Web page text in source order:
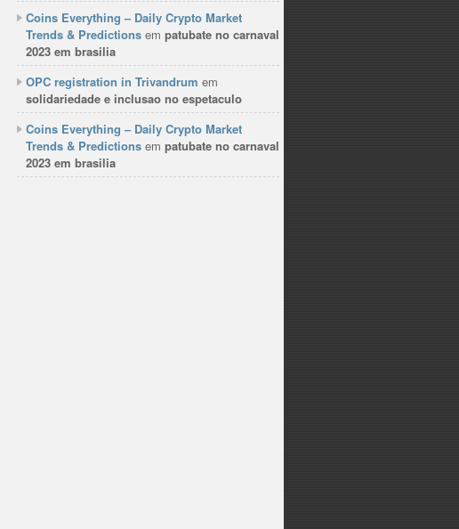
Coins Everything – Daily Crypto Market
Trends & Predictions em patubate no carnaval
2023 em brasilia
OPC registration in Trivandrum em
solidariedade e inclusao no espetaculo
Coins Everything – Daily Crypto Market
Trends & Predictions em patubate no carnaval
2023 em brasilia